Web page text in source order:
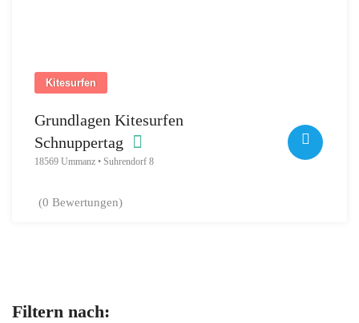
Kitesurfen
Grundlagen Kitesurfen
Schnuppertag
18569 Ummanz • Suhrendorf 8
(0 Bewertungen)
Filtern nach: